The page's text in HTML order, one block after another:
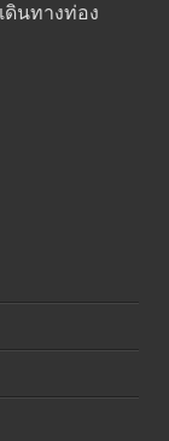
ดินทางท่อง